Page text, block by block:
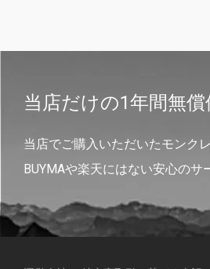
当店だけの1年間無
当店でご購入いただいたモンク
BUYMAや楽天にはない安心のサ